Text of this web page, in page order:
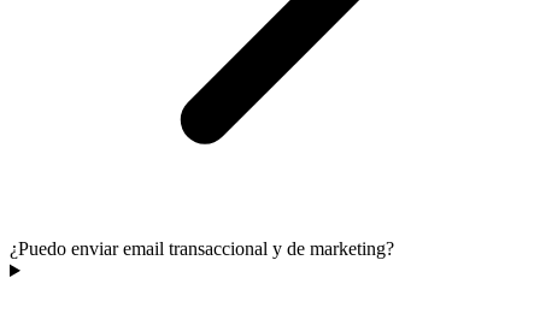
¿Puedo enviar email transaccional y de marketing?